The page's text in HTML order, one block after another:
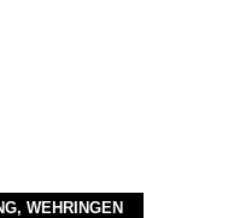
WEHRINGEN